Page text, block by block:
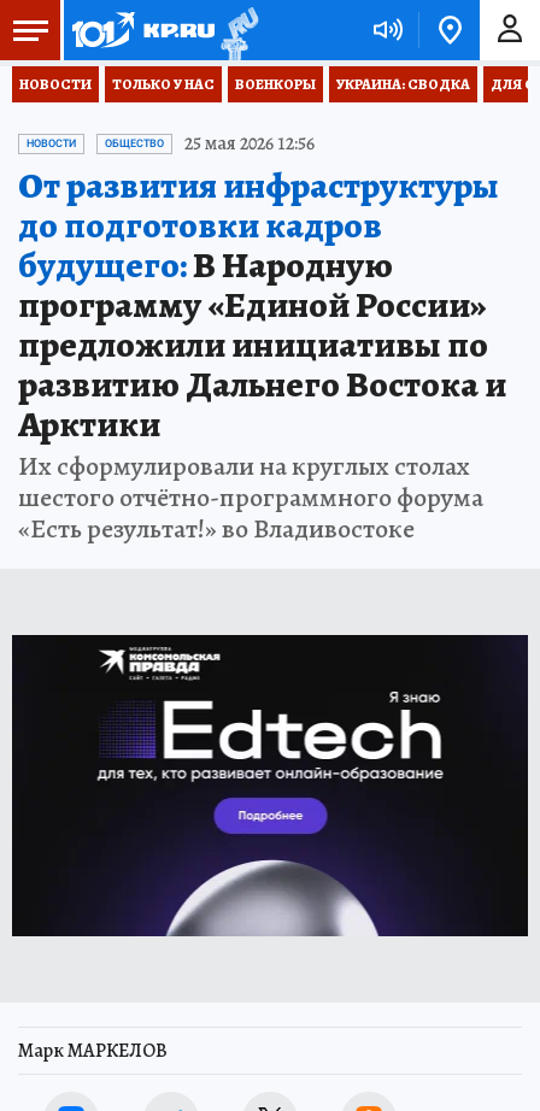
НОВОСТИ ТОЛЬКО У НАС ВОЕНКОРЫ УКРАИНА: СВОДКА ДЛЯ
НОВОСТИ ОБЩЕСТВО 25 мая 2026 12:56
От развития инфраструктуры
до подготовки кадров
будущего:В Народную
программу «Единой России»
предложили инициативы по
развитию Дальнего Востока и
Арктики
Их сформулировали на круглых столах
шестого отчётно-программного форума
«Есть результат!» во Владивостоке
Марк МАРКЕЛОВ